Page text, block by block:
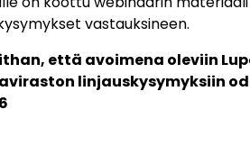
vastauksineen.
että avoimena oleviin
linjauskysymyksiin